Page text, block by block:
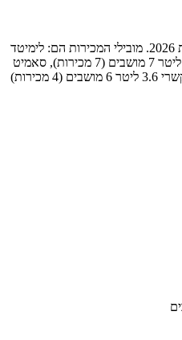
40 רכבי ג'יפ גרנד צ'רוקי נמכרו בשנת 2026. מובילי המכירות הם: לימיטד
3.6 ליטר (9 מכירות), L לימיטד 3.6 ליטר 7 מושבים (7 מכירות), סאמיט
3.6 ליטר (7 מכירות), L לימיטד לאקשרי 3.6 ליטר 6 מושבים (4 מכירות)